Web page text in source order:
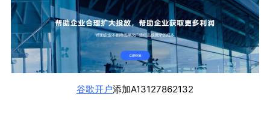
谷歌开户添加A13127862132